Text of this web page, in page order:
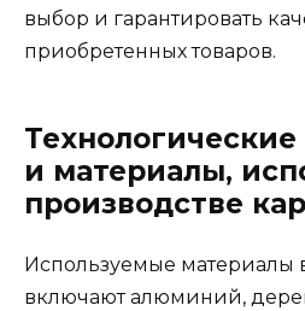
выбор и гарантировать
приобретенных товаров.
и материалы,
производстве
Используемые материалы
включают алюминий,